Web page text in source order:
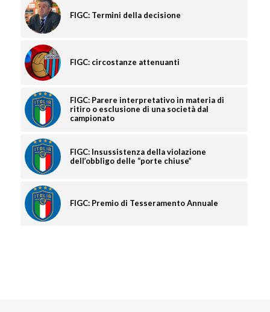
FIGC: Termini della decisione
FIGC: circostanze attenuanti
FIGC: Parere interpretativo in materia di
ritiro o esclusione di una società dal
campionato
FIGC: Insussistenza della violazione
dell’obbligo delle “porte chiuse”
FIGC: Premio di Tesseramento Annuale